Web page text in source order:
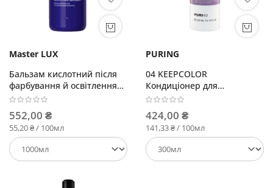
Master LUX
Бальзам кислотний після
фарбування й освітлення
волосся (з дозатором)
552,00 ₴
55,20 ₴ / 100мл
PURING
04 KEEPCOLOR
Кондиціонер для
підтримання кольору
424,00 ₴
141,33 ₴ / 100мл